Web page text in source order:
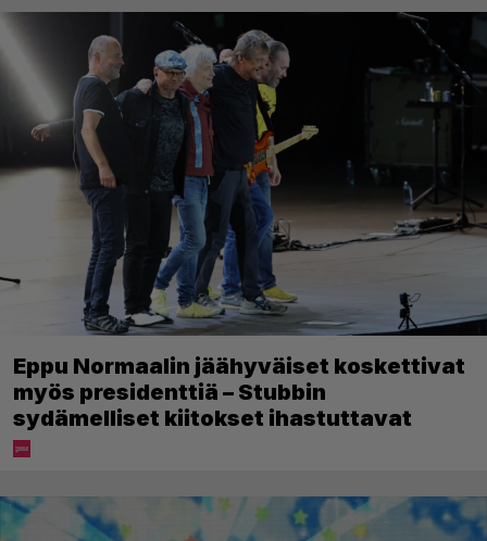
Eppu Normaalin jäähyväiset koskettivat
myös presidenttiä – Stubbin
sydämelliset kiitokset ihastuttavat